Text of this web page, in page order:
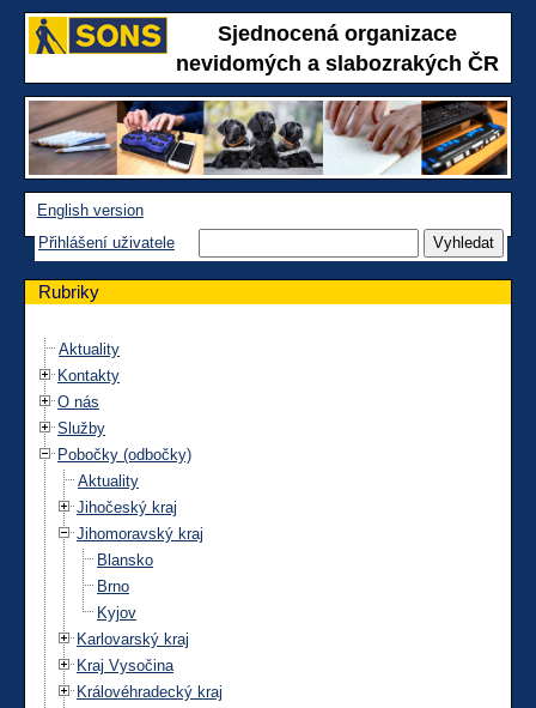
Sjednocená organizace
nevidomých a slabozrakých ČR
English version
Přihlášení uživatele
Rubriky
Aktuality
Kontakty
O nás
Služby
Pobočky (odbočky)
Aktuality
Jihočeský kraj
Jihomoravský kraj
Blansko
Brno
Kyjov
Karlovarský kraj
Kraj Vysočina
Královéhradecký kraj